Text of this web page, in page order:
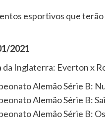
esportivos que
2021
da Inglaterra: Everton x
Alemão Série B:
Alemão Série B:
Alemão Série B: